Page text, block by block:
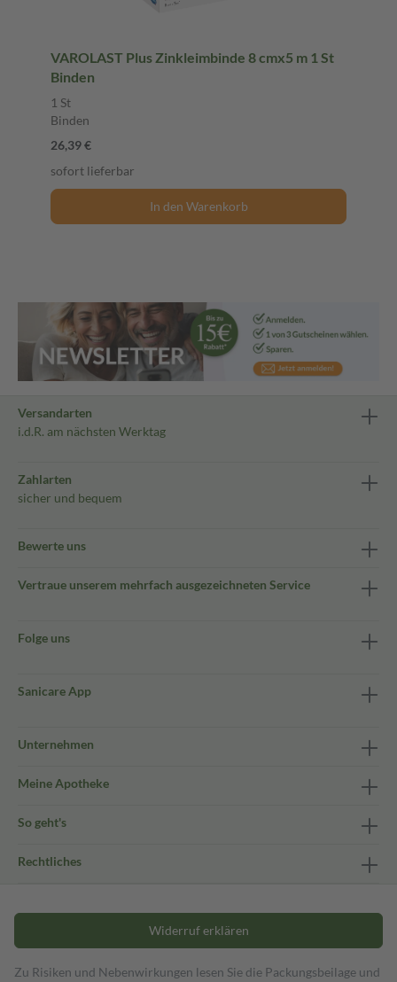
VAROLAST Plus Zinkleimbinde 8 cmx5 m 1 St
Binden
1 St
Binden
26,39 €
sofort lieferbar
In den Warenkorb
Versandarten
i.d.R. am nächsten Werktag
Zahlarten
sicher und bequem
Bewerte uns
Vertraue unserem mehrfach ausgezeichneten Service
Folge uns
Sanicare App
Unternehmen
Meine Apotheke
So geht's
Rechtliches
Widerruf erklären
Zu Risiken und Nebenwirkungen lesen Sie die Packungsbeilage und